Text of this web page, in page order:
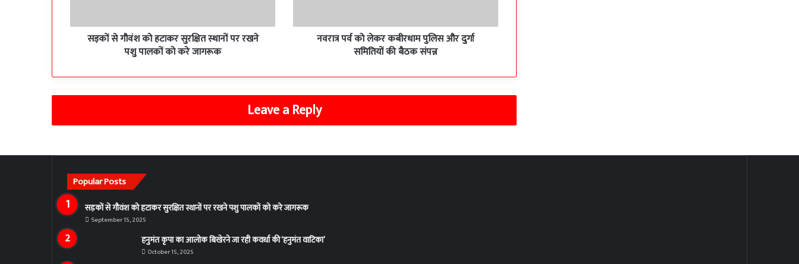
रखने
करे
सड़कों से गौवंश को हटाकर सुरक्षित स्थानों पर रखने
पशु पालकों को करे जागरूक
समितियों
नवरात्र पर्व को लेकर कबीरधाम पुलिस और दुर्गा
समितियों की बैठक संपन्न
Leave a Reply
Popular Posts
सड़कों से गौवंश को हटाकर सुरक्षित स्थानों पर रखने पशु पालकों को करे जागरूक
September 15, 2025
हनुमंत कृपा का आलोक बिखेरने जा रही कवर्धा की ‘हनुमंत वाटिका’
October 15, 2025